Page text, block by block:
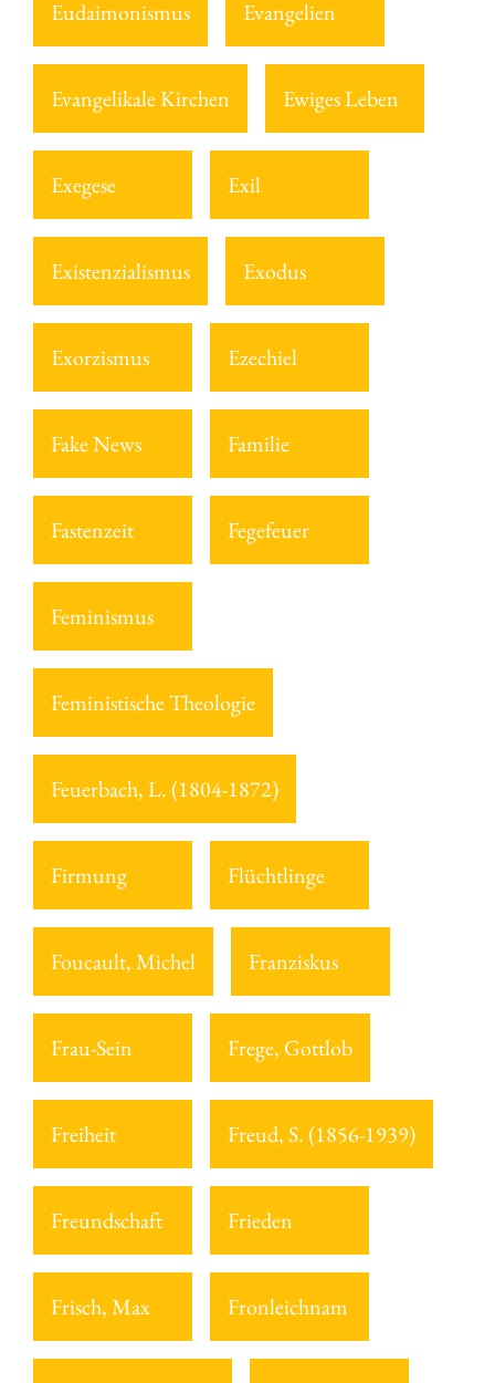
Eudaimonismus Evangelien
Evangelikale Kirchen Ewiges Leben
Exegese Exil
Existenzialismus Exodus
Exorzismus Ezechiel
Fake News Familie
Fastenzeit Fegefeuer
Feminismus
Feministische Theologie
Feuerbach, L. (1804-1872)
Firmung Flüchtlinge
Foucault, Michel Franziskus
Frau-Sein Frege, Gottlob
Freiheit Freud, S. (1856-1939)
Freundschaft Frieden
Frisch, Max Fronleichnam